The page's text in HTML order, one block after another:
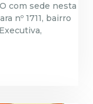
com sede nesta
nº 1711, bairro